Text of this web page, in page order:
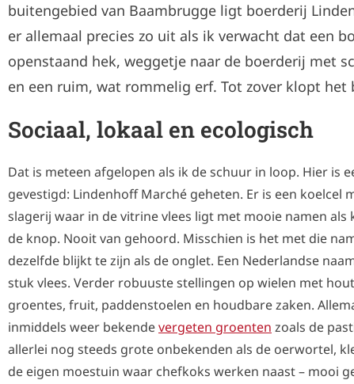
buitengebied van Baambrugge ligt boerderij
er allemaal precies zo uit als ik verwacht dat een
openstaand hek, weggetje naar de boerderij met
en een ruim, wat rommelig erf. Tot zover klopt het
Sociaal, lokaal en ecologisch
Dat is meteen afgelopen als ik de schuur in loop. Hier is
gevestigd: Lindenhoff Marché geheten. Er is een koelcel
slagerij waar in de vitrine vlees ligt met mooie namen als
de knop. Nooit van gehoord. Misschien is het met die
dezelfde blijkt te zijn als de onglet. Een Nederlandse
stuk vlees. Verder robuuste stellingen op wielen met
groentes, fruit, paddenstoelen en houdbare zaken.
inmiddels weer bekendevergeten groenten zoals de
allerlei nog steeds grote onbekenden als de oerwortel,
de eigen moestuin waar chefkoks werken naast – mooi